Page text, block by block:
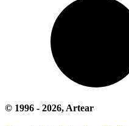
© 1996 - 2026, Artear